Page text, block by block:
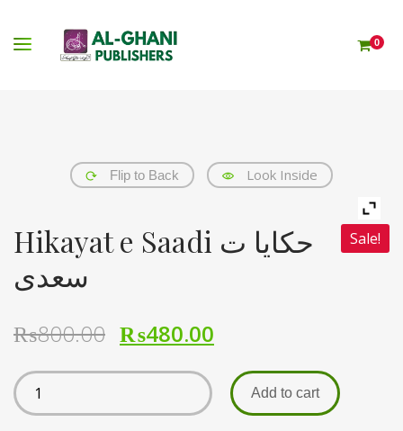
0
Flip to Back Look Inside
Sale!
Hikayat e Saadi حکایا ت
سعدی
₨800.00 ₨480.00
Add to cart